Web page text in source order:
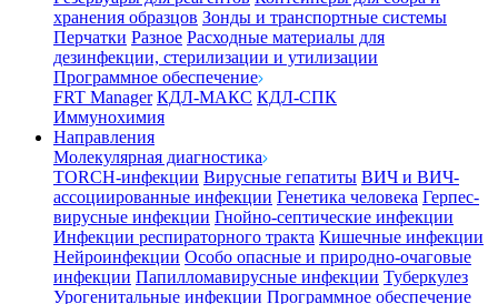
хранения образцов Зонды и транспортные системы
Перчатки Разное Расходные материалы для
дезинфекции, стерилизации и утилизации
Программное обеспечение
FRT Manager КДЛ-МАКС КДЛ-СПК
Иммунохимия
Направления
Молекулярная диагностика
TORCH-инфекции Вирусные гепатиты ВИЧ и ВИЧ-
ассоциированные инфекции Генетика человека Герпес-
вирусные инфекции Гнойно-септические инфекции
Инфекции респираторного тракта Кишечные инфекции
Нейроинфекции Особо опасные и природно-очаговые
инфекции Папилломавирусные инфекции Туберкулез
Урогенитальные инфекции Программное обеспечение